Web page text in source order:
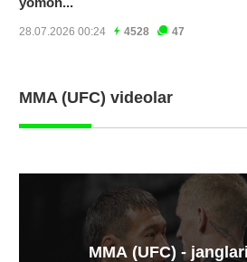
28.07.2026 00:24 4528 47
MMA (UFC) videolar
ММА (UFC) - janglari